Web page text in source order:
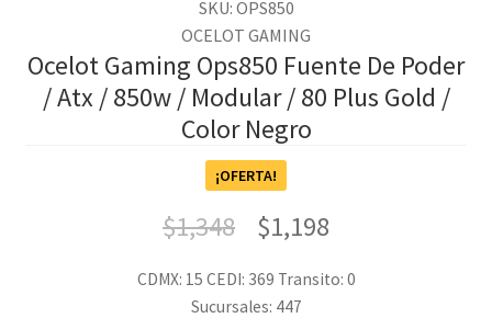
SKU: OPS850
OCELOT GAMING
Ocelot Gaming Ops850 Fuente De Poder
/ Atx / 850w / Modular / 80 Plus Gold /
Color Negro
¡OFERTA!
$1,348 $1,198
CDMX: 15 CEDI: 369 Transito: 0
Sucursales: 447